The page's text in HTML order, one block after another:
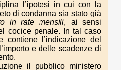
l’ipotesi in cui con la
di condanna sia stato già
in rate mensili, ai sensi
codice penale. In tal caso
contiene l’indicazione del
e delle scadenze di
il pubblico ministero